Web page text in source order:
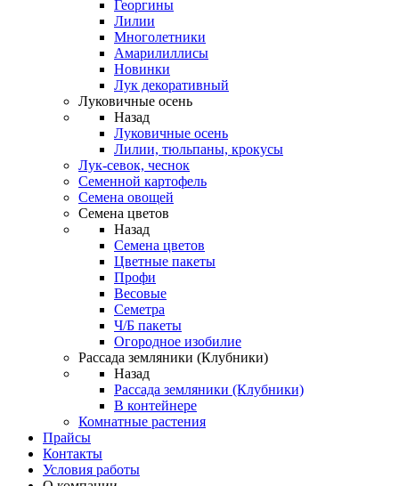
Георгины
Лилии
Многолетники
Амарилиллисы
Новинки
Лук декоративный
Луковичные осень
Назад
Луковичные осень
Лилии, тюльпаны, крокусы
Лук-севок, чеснок
Семенной картофель
Семена овощей
Семена цветов
Назад
Семена цветов
Цветные пакеты
Профи
Весовые
Семетра
Ч/Б пакеты
Огородное изобилие
Рассада земляники (Клубники)
Назад
Рассада земляники (Клубники)
В контейнере
Комнатные растения
Прайсы
Контакты
Условия работы